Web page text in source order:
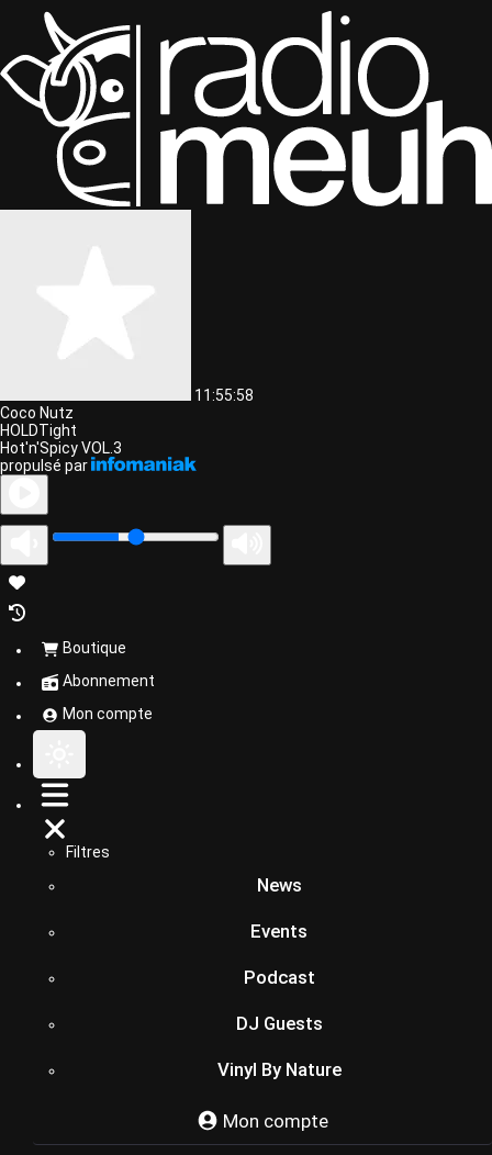
11:55:58
Coco Nutz
HOLDTight
Hot'n'Spicy VOL.3
propulsé par
Boutique
Abonnement
Mon compte
Filtres
News
Events
Podcast
DJ Guests
Vinyl By Nature
Mon compte